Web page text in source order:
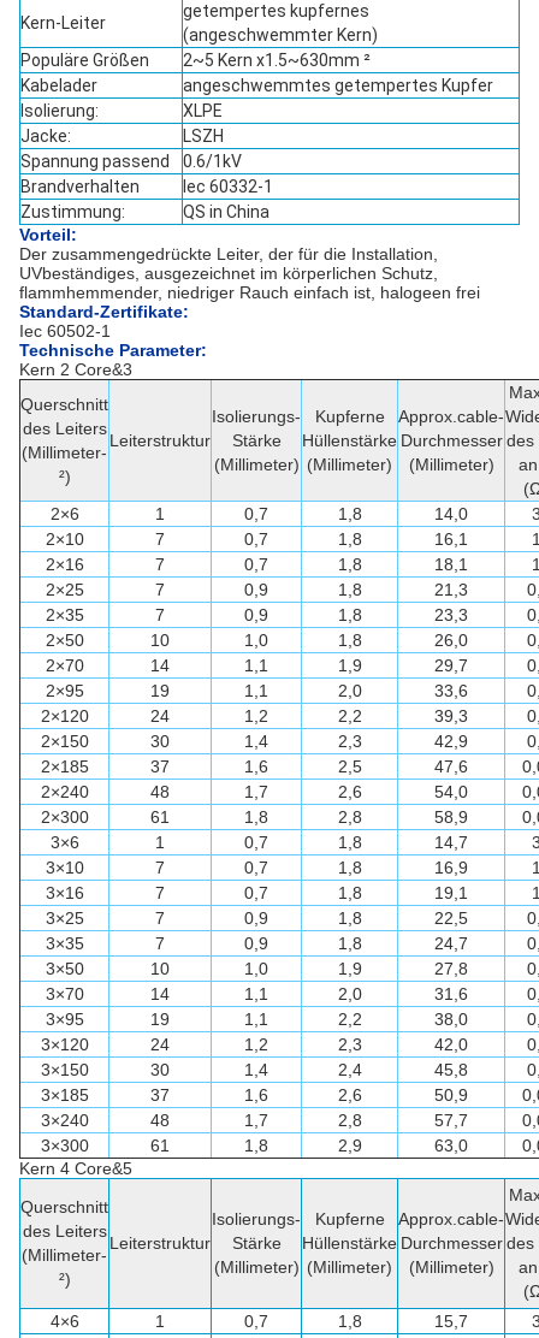
Kern-Leiter
getempertes kupfernes
(angeschwemmter Kern)
Populäre Größen
2~5 Kern x1.5~630mm ²
Kabelader
angeschwemmtes getempertes Kupfer
Isolierung:
XLPE
Jacke:
LSZH
Spannung passend
0.6/1kV
Brandverhalten
Iec 60332-1
Zustimmung:
QS in China
Vorteil:
Der zusammengedrückte Leiter, der für die Installation,
UVbeständiges, ausgezeichnet im körperlichen Schutz,
flammhemmender, niedriger Rauch einfach ist, halogeen frei
Standard-Zertifikate:
Iec 60502-1
Technische Parameter:
Kern 2 Core&3
Querschnitt
des Leiters
(Millimeter-
²)
Leiterstruktur
Isolierungs-
Stärke
(Millimeter)
Kupferne
Hüllenstärke
(Millimeter)
Approx.cable-
Durchmesser
(Millimeter)
des
2×6
1 0,7 1,8 14,0
2×10
7 0,7 1,8 16,1
2×16
7 0,7 1,8 18,1
2×25
7 0,9 1,8 21,3
2×35
7 0,9 1,8 23,3
2×50
10 1,0 1,8 26,0
2×70
14 1,1 1,9 29,7
2×95
19 1,1 2,0 33,6
2×120
24 1,2 2,2 39,3
2×150
30 1,4 2,3 42,9
2×185
37 1,6 2,5 47,6
2×240
48 1,7 2,6 54,0
2×300
61 1,8 2,8 58,9
3×6
1 0,7 1,8 14,7
3×10
7 0,7 1,8 16,9
3×16
7 0,7 1,8 19,1
3×25
7 0,9 1,8 22,5
3×35
7 0,9 1,8 24,7
3×50
10 1,0 1,9 27,8
3×70
14 1,1 2,0 31,6
3×95
19 1,1 2,2 38,0
3×120
24 1,2 2,3 42,0
3×150
30 1,4 2,4 45,8
3×185
37 1,6 2,6 50,9
3×240
48 1,7 2,8 57,7
3×300
61 1,8 2,9 63,0
Kern 4 Core&5
Querschnitt
des Leiters
(Millimeter-
²)
Leiterstruktur
Isolierungs-
Stärke
(Millimeter)
Kupferne
Hüllenstärke
(Millimeter)
Approx.cable-
Durchmesser
(Millimeter)
des
4×6
1 0,7 1,8 15,7